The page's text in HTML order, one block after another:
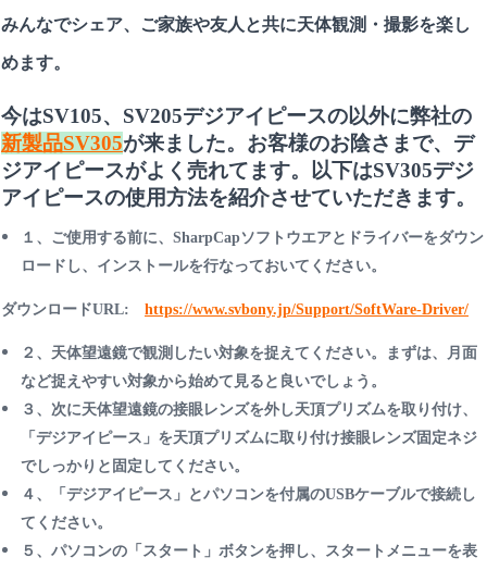
みんなでシェア、ご家族や友人と共に天体観測・撮影を楽し
めます。
今はSV105、SV205デジアイピースの以外に弊社の
新製品SV305が来ました。お客様のお陰さまで、デ
ジアイピースがよく売れてます。以下はSV305デジ
アイピースの使用方法を紹介させていただきます。
１、ご使用する前に、SharpCapソフトウエアとドライバーをダウン
ロードし、インストールを行なっておいてください。
ダウンロードURL: https://www.svbony.jp/Support/SoftWare-Driver/
２、天体望遠鏡で観測したい対象を捉えてください。まずは、月面
など捉えやすい対象から始めて見ると良いでしょう。
３、次に天体望遠鏡の接眼レンズを外し天頂プリズムを取り付け、
「デジアイピース」を天頂プリズムに取り付け接眼レンズ固定ネジ
でしっかりと固定してください。
４、「デジアイピース」とパソコンを付属のUSBケーブルで接続し
てください。
５、パソコンの「スタート」ボタンを押し、スタートメニューを表